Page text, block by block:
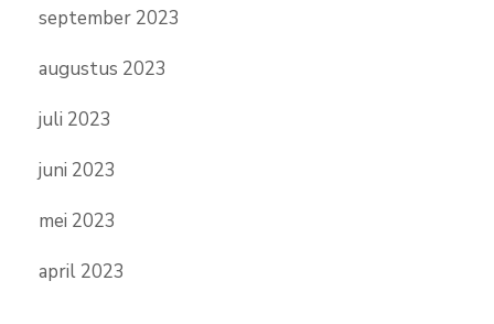
september 2023
augustus 2023
juli 2023
juni 2023
mei 2023
april 2023